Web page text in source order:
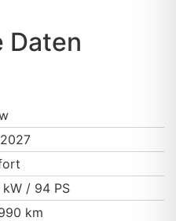
Daten
kW / 94 PS
km